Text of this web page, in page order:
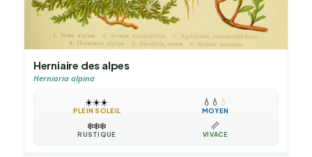
Herniaire des alpes
Herniaria alpina
☀️☀️☀️
PLEIN SOLEIL
💧 💧 💧
MOYEN
❄️❄️❄️
RUSTIQUE
📏
VIVACE